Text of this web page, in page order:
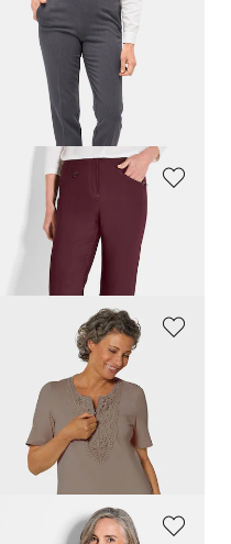
Professlan broek
CARLA
bengaline broek
LOUISA
met ronde hals en gehaakt kant
€59,95 €
+ 1